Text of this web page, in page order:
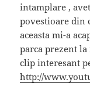
intamplare ,
povestioare din
aceasta mi-a
parca prezent
clip interesant
http://